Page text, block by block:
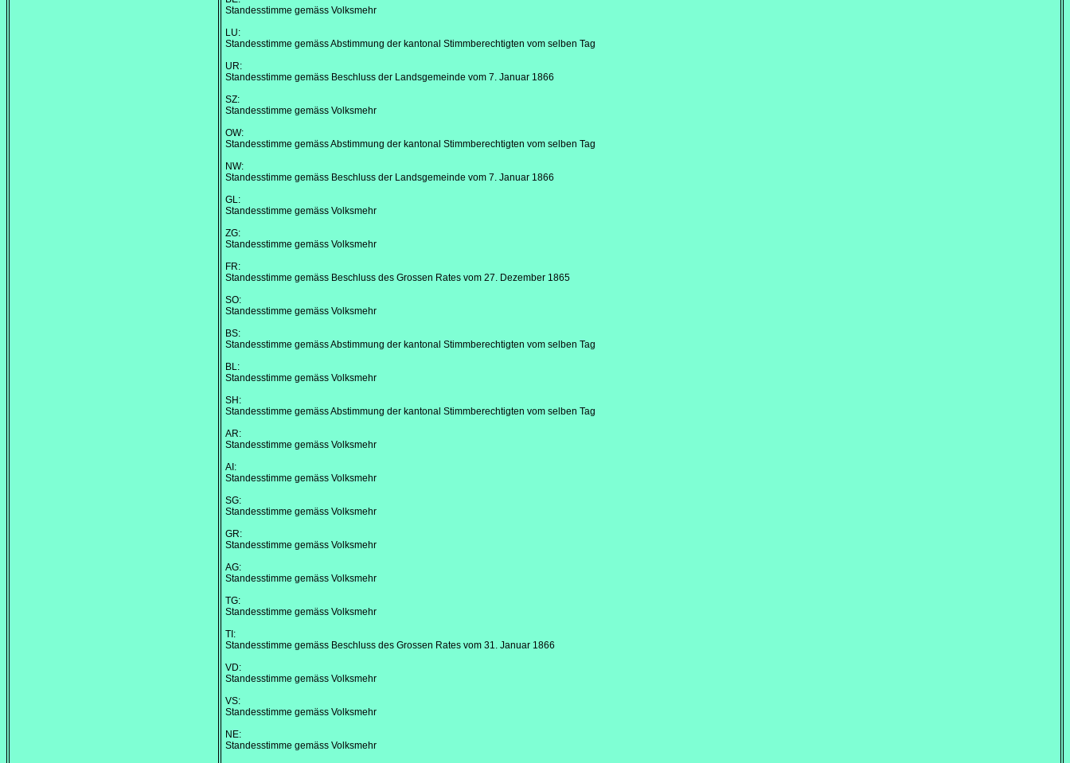
Standesstimme gemäss Volksmehr
LU:
Standesstimme gemäss Abstimmung der kantonal Stimmberechtigten vom selben Tag
UR:
Standesstimme gemäss Beschluss der Landsgemeinde vom 7. Januar 1866
SZ:
Standesstimme gemäss Volksmehr
OW:
Standesstimme gemäss Abstimmung der kantonal Stimmberechtigten vom selben Tag
NW:
Standesstimme gemäss Beschluss der Landsgemeinde vom 7. Januar 1866
GL:
Standesstimme gemäss Volksmehr
ZG:
Standesstimme gemäss Volksmehr
FR:
Standesstimme gemäss Beschluss des Grossen Rates vom 27. Dezember 1865
SO:
Standesstimme gemäss Volksmehr
BS:
Standesstimme gemäss Abstimmung der kantonal Stimmberechtigten vom selben Tag
BL:
Standesstimme gemäss Volksmehr
SH:
Standesstimme gemäss Abstimmung der kantonal Stimmberechtigten vom selben Tag
AR:
Standesstimme gemäss Volksmehr
AI:
Standesstimme gemäss Volksmehr
SG:
Standesstimme gemäss Volksmehr
GR:
Standesstimme gemäss Volksmehr
AG:
Standesstimme gemäss Volksmehr
TG:
Standesstimme gemäss Volksmehr
TI:
Standesstimme gemäss Beschluss des Grossen Rates vom 31. Januar 1866
VD:
Standesstimme gemäss Volksmehr
VS:
Standesstimme gemäss Volksmehr
NE:
Standesstimme gemäss Volksmehr